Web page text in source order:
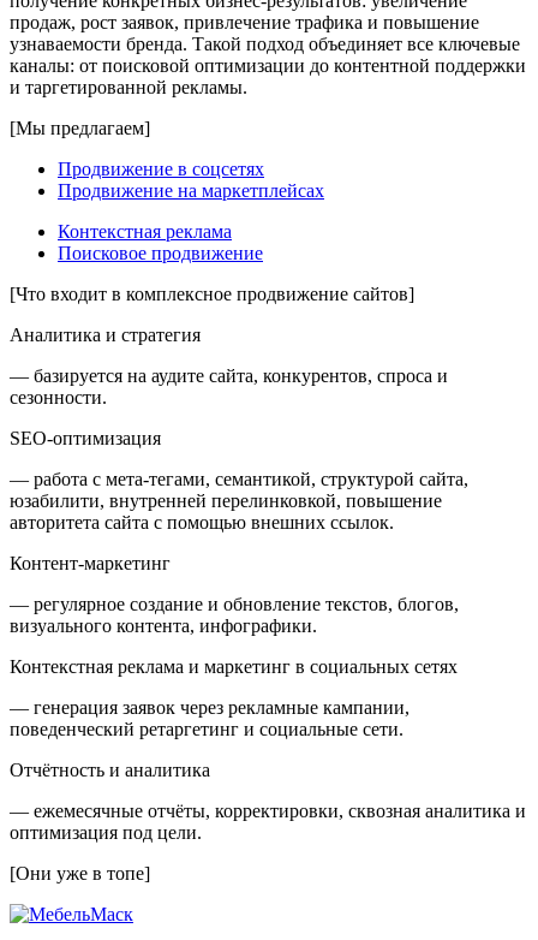
продаж, рост заявок, привлечение трафика и повышение
узнаваемости бренда. Такой подход объединяет все ключевые
каналы: от поисковой оптимизации до контентной поддержки
и таргетированной рекламы.
[Мы предлагаем]
Продвижение в соцсетях
Продвижение на маркетплейсах
Контекстная реклама
Поисковое продвижение
[Что входит в комплексное продвижение сайтов]
Аналитика и стратегия
— базируется на аудите сайта, конкурентов, спроса и
сезонности.
SEO-оптимизация
— работа с мета-тегами, семантикой, структурой сайта,
юзабилити, внутренней перелинковкой, повышение
авторитета сайта с помощью внешних ссылок.
Контент-маркетинг
— регулярное создание и обновление текстов, блогов,
визуального контента, инфографики.
Контекстная реклама и маркетинг в социальных сетях
— генерация заявок через рекламные кампании,
поведенческий ретаргетинг и социальные сети.
Отчётность и аналитика
— ежемесячные отчёты, корректировки, сквозная аналитика и
оптимизация под цели.
[Они уже в топе]